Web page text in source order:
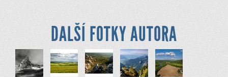
DALŠÍ FOTKY AUTORA